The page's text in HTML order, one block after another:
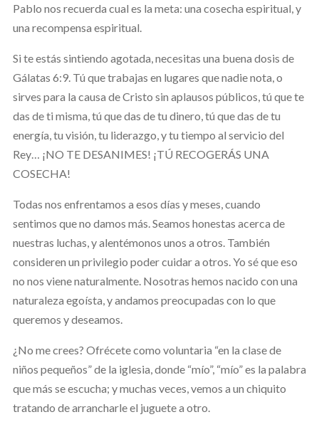
Pablo nos recuerda cual es la meta: una cosecha espiritual, y
una recompensa espiritual.
Si te estás sintiendo agotada, necesitas una buena dosis de
Gálatas 6:9. Tú que trabajas en lugares que nadie nota, o
sirves para la causa de Cristo sin aplausos públicos, tú que te
das de ti misma, tú que das de tu dinero, tú que das de tu
energía, tu visión, tu liderazgo, y tu tiempo al servicio del
Rey… ¡NO TE DESANIMES! ¡TÚ RECOGERÁS UNA
COSECHA!
Todas nos enfrentamos a esos días y meses, cuando
sentimos que no damos más. Seamos honestas acerca de
nuestras luchas, y alentémonos unos a otros. También
consideren un privilegio poder cuidar a otros. Yo sé que eso
no nos viene naturalmente. Nosotras hemos nacido con una
naturaleza egoísta, y andamos preocupadas con lo que
queremos y deseamos.
¿No me crees? Ofrécete como voluntaria “en la clase de
niños pequeños” de la iglesia, donde “mío”, “mío” es la palabra
que más se escucha; y muchas veces, vemos a un chiquito
tratando de arrancharle el juguete a otro.